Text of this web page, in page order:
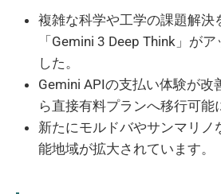
複雑な科学や工学の課題解決
「Gemini 3 Deep Think」が
した。
Gemini APIの支払い体験が改
ら直接有料プランへ移行可能
新たにモルドバやサンマリノ
能地域が拡大されています。